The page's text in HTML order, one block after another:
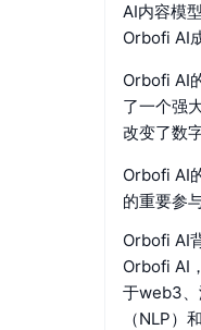
AI内容模
Orbofi AI
Orbofi AI
了一个强
改变了数
Orbofi AI
的重要参
Orbofi AI
Orbofi AI
于web3、
（NLP）